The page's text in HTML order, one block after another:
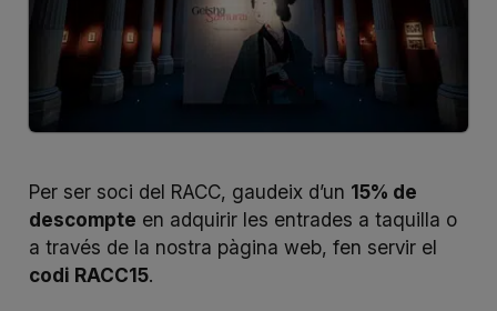
Per ser soci del RACC, gaudeix d’un 15% de
descompte en adquirir les entrades a taquilla o
a través de la nostra pàgina web, fen servir el
codi RACC15.